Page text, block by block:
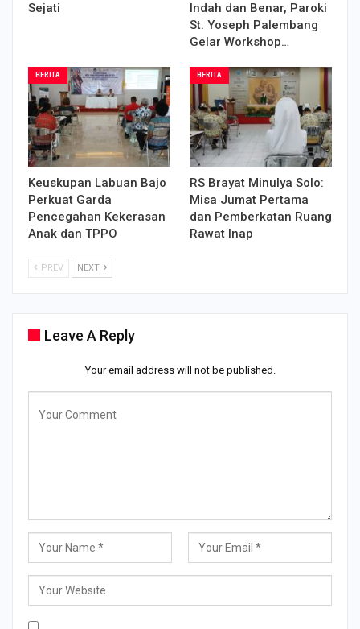
Sejati
Indah dan Benar, Paroki
St. Yoseph Palembang
Gelar Workshop…
BERITA
Keuskupan Labuan Bajo
Perkuat Garda
Pencegahan Kekerasan
Anak dan TPPO
BERITA
RS Brayat Minulya Solo:
Misa Jumat Pertama
dan Pemberkatan Ruang
Rawat Inap
PREV NEXT
Leave A Reply
Your email address will not be published.